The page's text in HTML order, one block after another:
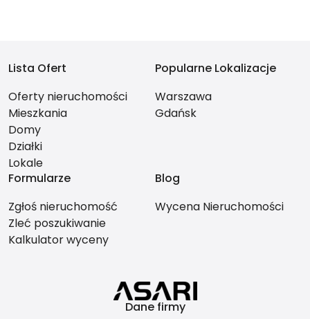
Lista Ofert
Oferty nieruchomości
Mieszkania
Domy
Działki
Lokale
Popularne Lokalizacje
Warszawa
Gdańsk
Formularze
Zgłoś nieruchomość
Zleć poszukiwanie
Kalkulator wyceny
Blog
Wycena Nieruchomości
Dane firmy